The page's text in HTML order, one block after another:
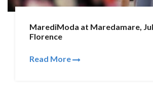
MarediModa at Maredamare,
Florence
Read More